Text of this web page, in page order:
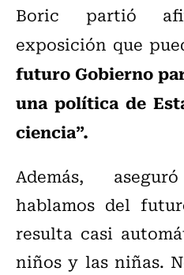
Boric partió
exposición que
futuro Gobierno
una política de
ciencia”.
Además,
hablamos del
resulta casi
niños y las niñas.